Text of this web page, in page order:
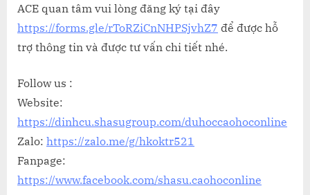
ACE quan tâm vui lòng đăng ký tại đây
https://forms.gle/rToRZiCnNHPSjvhZ7 để được hỗ
trợ thông tin và được tư vấn chi tiết nhé.
Follow us :
Website:
https://dinhcu.shasugroup.com/duhoccaohoconline
Zalo: https://zalo.me/g/hkoktr521
Fanpage:
https://www.facebook.com/shasu.caohoconline